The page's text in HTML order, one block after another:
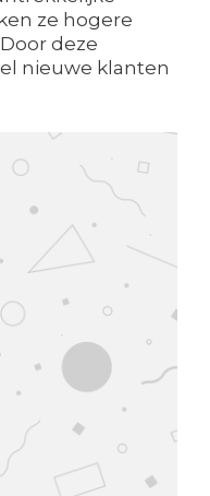
ze hogere
deze
nieuwe klanten